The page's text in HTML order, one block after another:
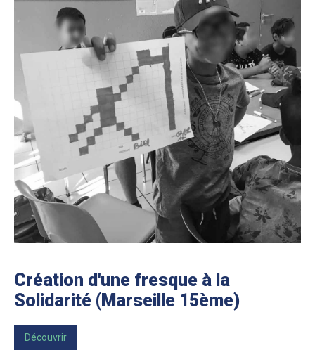
Création d'une fresque à la
Solidarité (Marseille 15ème)
Découvrir